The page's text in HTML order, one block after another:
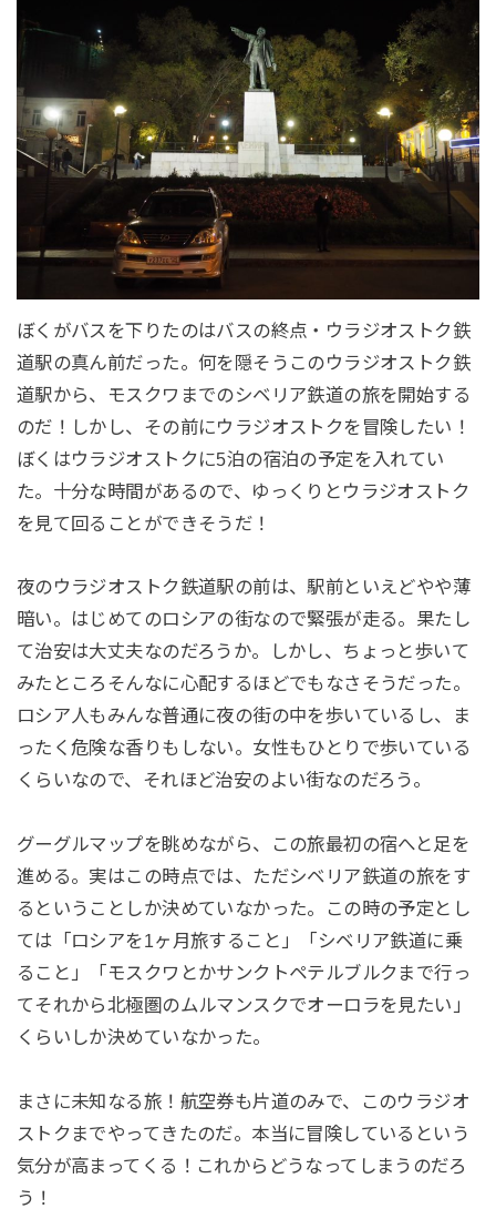
ぼくがバスを下りたのはバスの終点・ウラジオストク鉄
道駅の真ん前だった。何を隠そうこのウラジオストク鉄
道駅から、モスクワまでのシベリア鉄道の旅を開始する
のだ！しかし、その前にウラジオストクを冒険したい！
ぼくはウラジオストクに5泊の宿泊の予定を入れてい
た。十分な時間があるので、ゆっくりとウラジオストク
を見て回ることができそうだ！
夜のウラジオストク鉄道駅の前は、駅前といえどやや薄
暗い。はじめてのロシアの街なので緊張が走る。果たし
て治安は大丈夫なのだろうか。しかし、ちょっと歩いて
みたところそんなに心配するほどでもなさそうだった。
ロシア人もみんな普通に夜の街の中を歩いているし、ま
ったく危険な香りもしない。女性もひとりで歩いている
くらいなので、それほど治安のよい街なのだろう。
グーグルマップを眺めながら、この旅最初の宿へと足を
進める。実はこの時点では、ただシベリア鉄道の旅をす
るということしか決めていなかった。この時の予定とし
ては「ロシアを1ヶ月旅すること」「シベリア鉄道に乗
ること」「モスクワとかサンクトペテルブルクまで行っ
てそれから北極圏のムルマンスクでオーロラを見たい」
くらいしか決めていなかった。
まさに未知なる旅！航空券も片道のみで、このウラジオ
ストクまでやってきたのだ。本当に冒険しているという
気分が高まってくる！これからどうなってしまうのだろ
う！